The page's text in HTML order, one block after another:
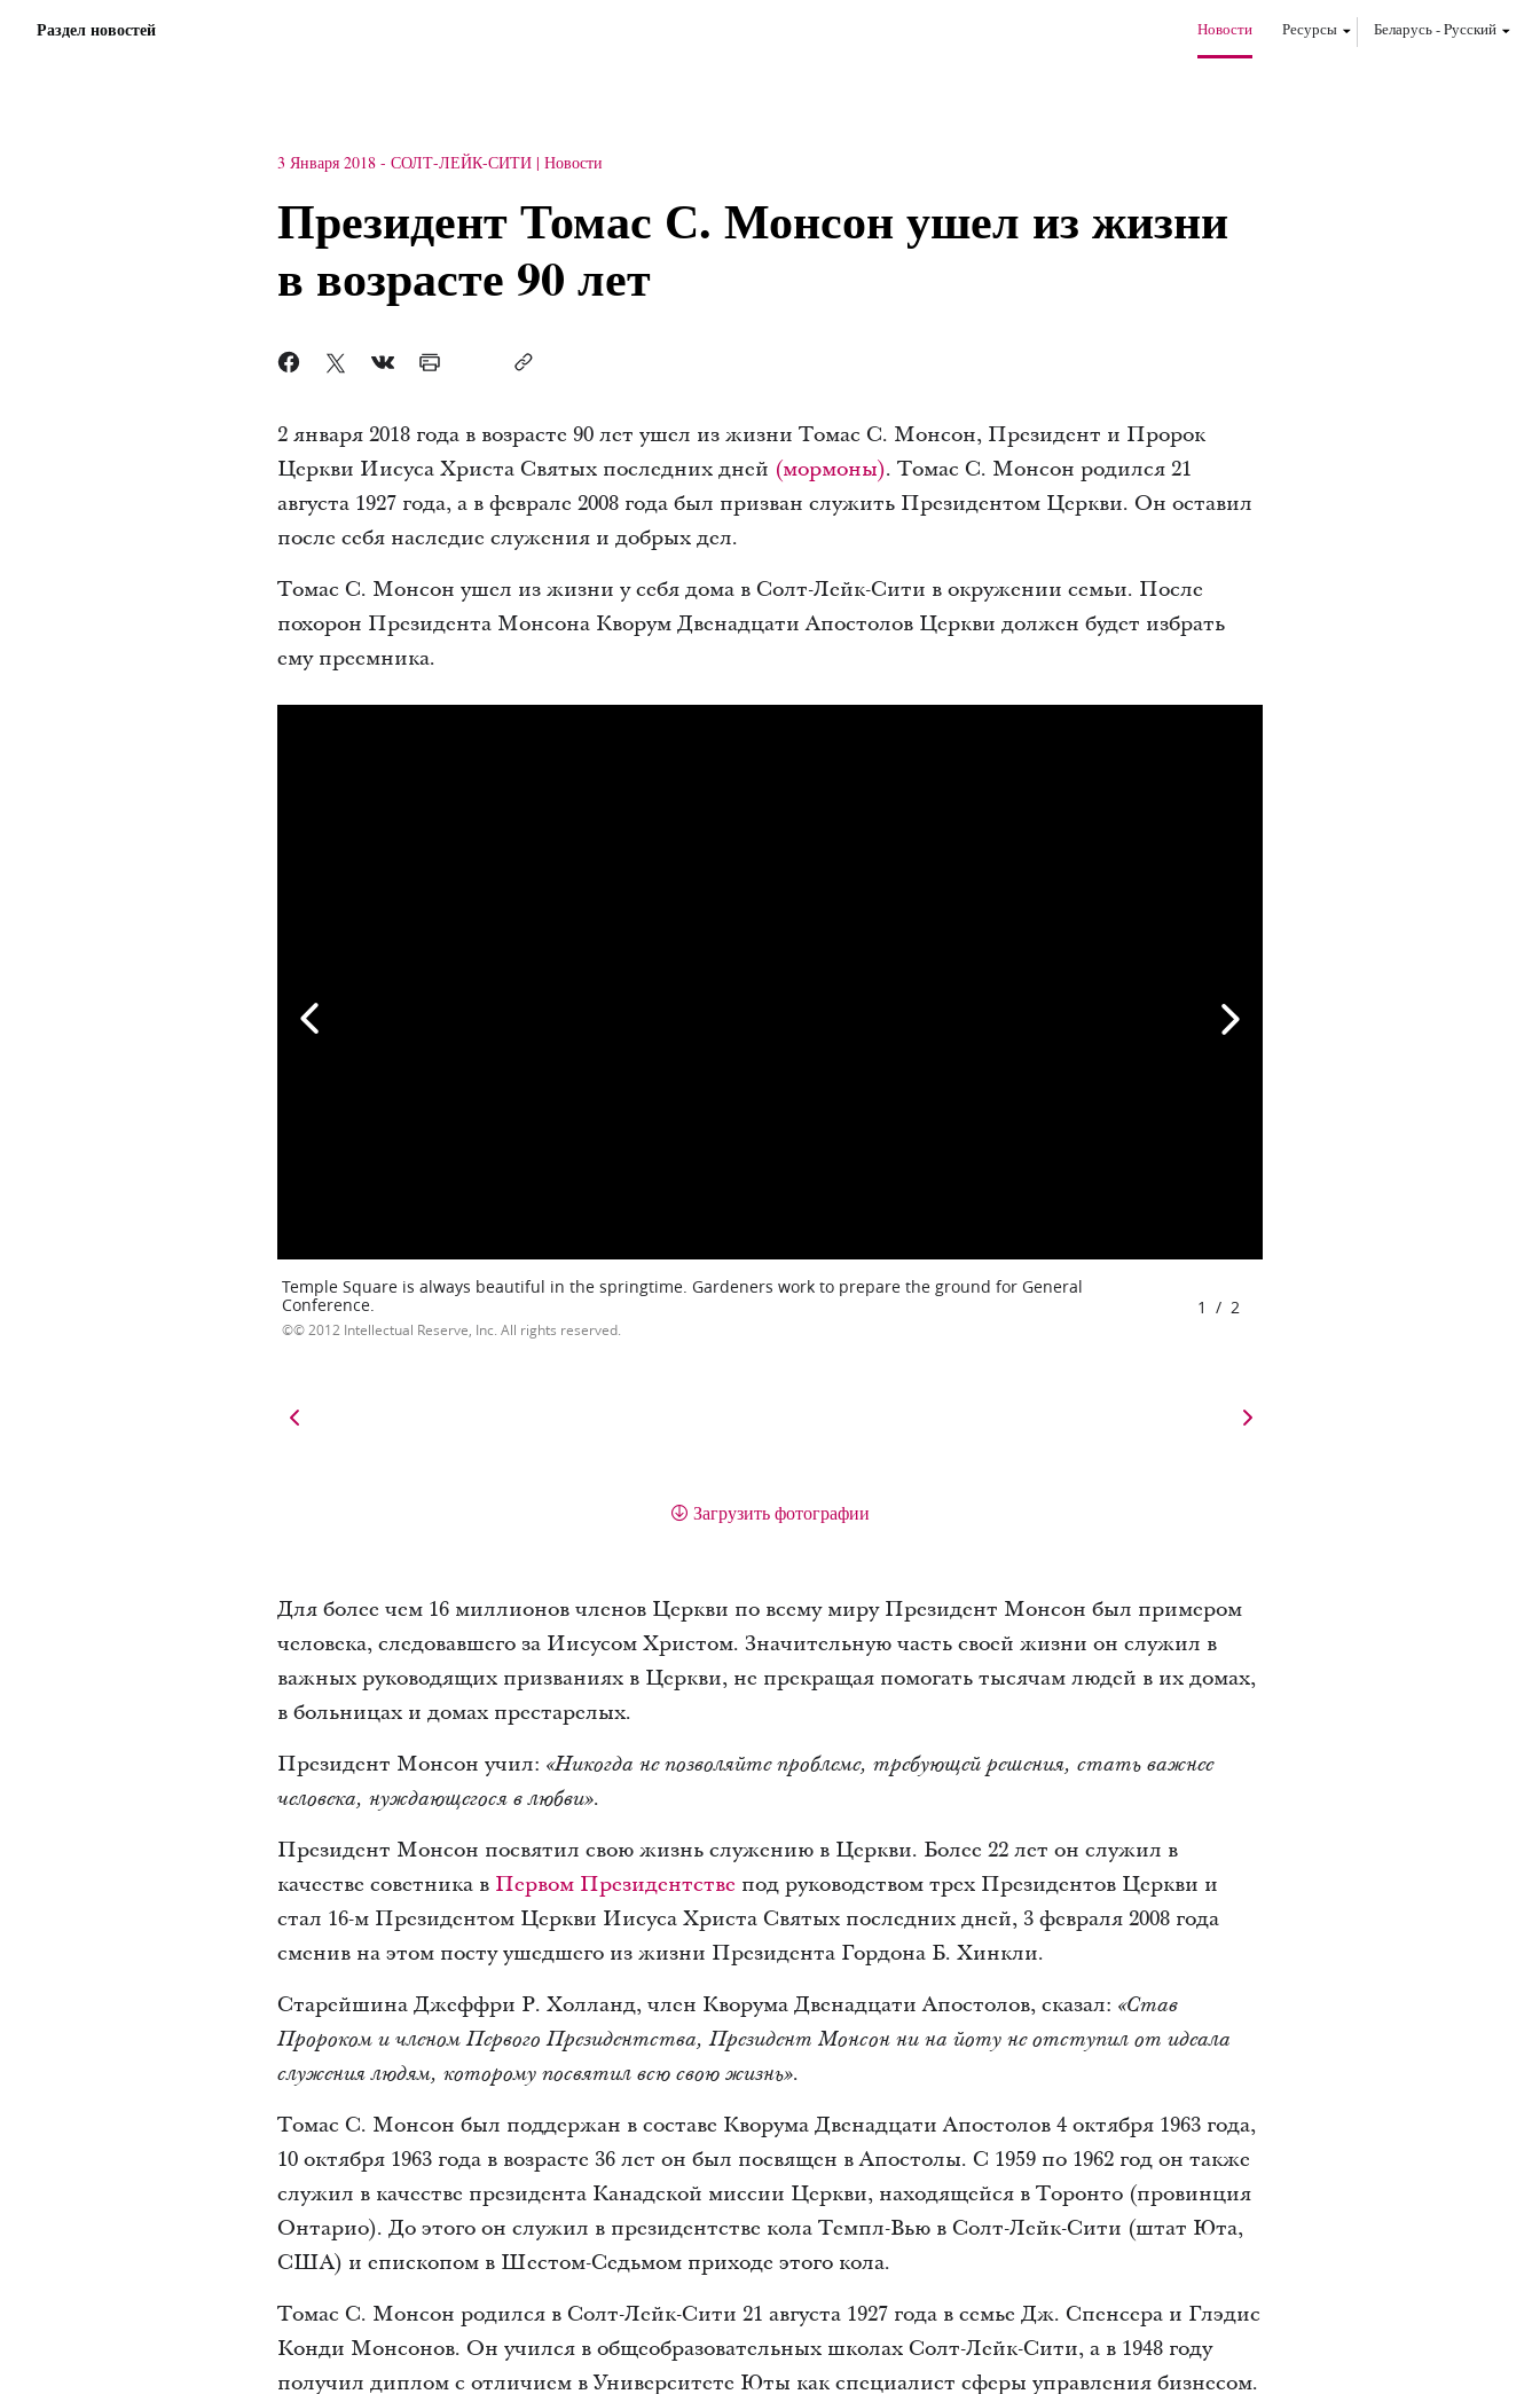
Раздел новостей Новости Ресурсы Беларусь-Pусский
3 Января 2018 - СОЛТ-ЛЕЙК-СИТИ Новости
Президент Томас С. Монсон ушел из жизни
в возрасте 90 лет
2 января 2018 года в возрасте 90 лет ушел из жизни Томас С. Монсон, Президент и Пророк
Церкви Иисуса Христа Святых последних дней (мормоны). Томас С. Монсон родился 21
августа 1927 года, а в феврале 2008 года был призван служить Президентом Церкви. Он оставил
после себя наследие служения и добрых дел.
Томас С. Монсон ушел из жизни у себя дома в Солт-Лейк-Сити в окружении семьи. После
похорон Президента Монсона Кворум Двенадцати Апостолов Церкви должен будет избрать
ему преемника.
Temple Square is always beautiful in the springtime. Gardeners work to prepare the ground for General
Conference.
© 2012 Intellectual Reserve, Inc. All rights reserved.
1 / 2
Загрузить фотографии
Для более чем 16 миллионов членов Церкви по всему миру Президент Монсон был примером
человека, следовавшего за Иисусом Христом. Значительную часть своей жизни он служил в
важных руководящих призваниях в Церкви, не прекращая помогать тысячам людей в их домах,
в больницах и домах престарелых.
Президент Монсон учил: «Никогда не позволяйте проблеме, требующей решения, стать важнее
человека, нуждающегося в любви».
Президент Монсон посвятил свою жизнь служению в Церкви. Более 22 лет он служил в
качестве советника в Первом Президентстве под руководством трех Президентов Церкви и
стал 16-м Президентом Церкви Иисуса Христа Святых последних дней, 3 февраля 2008 года
сменив на этом посту ушедшего из жизни Президента Гордона Б. Хинкли.
Старейшина Джеффри Р. Холланд, член Кворума Двенадцати Апостолов, сказал: «Став
Пророком и членом Первого Президентства, Президент Монсон ни на йоту не отступил от идеала
служения людям, которому посвятил всю свою жизнь».
Томас С. Монсон был поддержан в составе Кворума Двенадцати Апостолов 4 октября 1963 года,
10 октября 1963 года в возрасте 36 лет он был посвящен в Апостолы. С 1959 по 1962 год он также
служил в качестве президента Канадской миссии Церкви, находящейся в Торонто (провинция
Онтарио). До этого он служил в президентстве кола Темпл-Вью в Солт-Лейк-Сити (штат Юта,
США) и епископом в Шестом-Седьмом приходе этого кола.
Томас С. Монсон родился в Солт-Лейк-Сити 21 августа 1927 года в семье Дж. Спенсера и Глэдис
Конди Монсонов. Он учился в общеобразовательных школах Солт-Лейк-Сити, а в 1948 году
получил диплом с отличием в Университете Юты как специалист сферы управления бизнесом.